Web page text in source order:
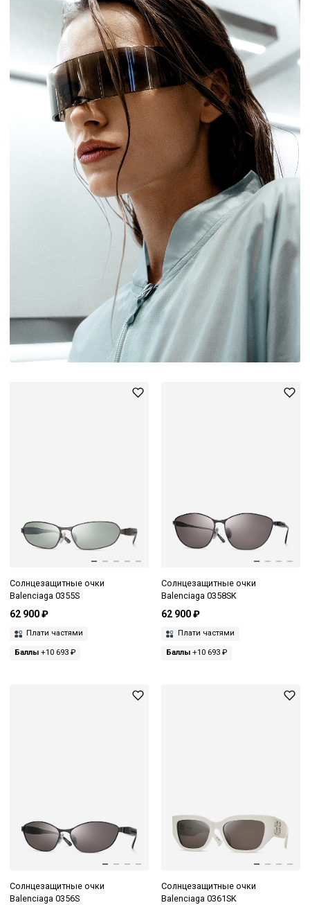
Солнцезащитные очки
Balenciaga 0355S
62 900 ₽
Плати частями
Баллы +10 693 ₽
Солнцезащитные очки
Balenciaga 0358SK
62 900 ₽
Плати частями
Баллы+10 693 ₽
Солнцезащитные очки
Balenciaga 0356S
Солнцезащитные очки
Balenciaga 0361SK